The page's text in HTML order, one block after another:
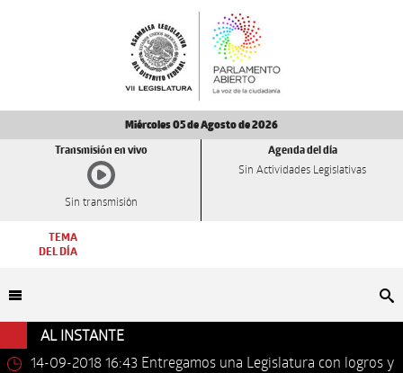
Miércoles 05 de Agosto de 2026
Transmisión en vivo
Sin transmisión
Agenda del día
Sin Actividades Legislativas
TEMA
DEL DÍA
AL INSTANTE
14-09-2018 16:43 Entregamos una Legislatura con logros y